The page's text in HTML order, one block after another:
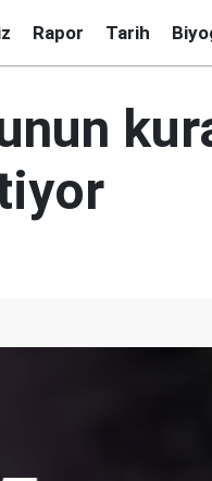
Rapor Tarih